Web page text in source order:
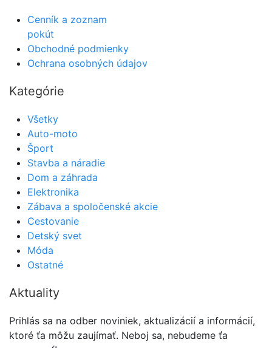
Cenník a zoznam
pokút
Obchodné podmienky
Ochrana osobných údajov
Kategórie
Všetky
Auto-moto
Šport
Stavba a náradie
Dom a záhrada
Elektronika
Zábava a spoločenské akcie
Cestovanie
Detský svet
Móda
Ostatné
Aktuality
Prihlás sa na odber noviniek, aktualizácií a informácií,
ktoré ťa môžu zaujímať. Neboj sa, nebudeme ťa